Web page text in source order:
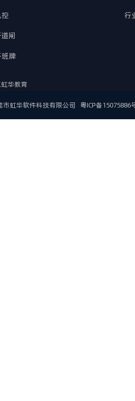
闸
班牌
行
华教育
虹华软件科技有限公司 粤ICP备15075886